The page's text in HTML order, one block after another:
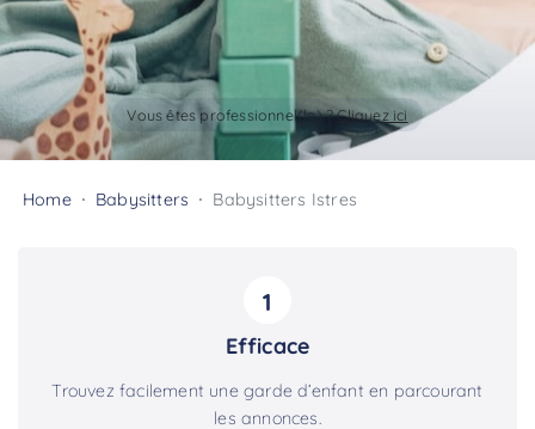
Vous êtes professionnel(le) ?Cliquez ici
Home Babysitters Babysitters Istres
1
Efficace
Trouvez facilement une garde d’enfant en parcourant
les annonces.